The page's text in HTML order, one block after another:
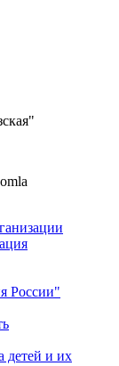
России"
детей и их